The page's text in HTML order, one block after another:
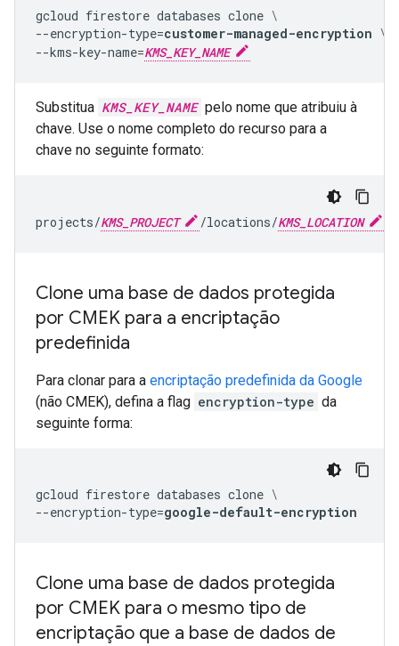
gcloud firestore databases clone \
--encryption-type=customer-managed-encryption \
--kms-key-name=KMS_KEY_NAME
Substitua KMS_KEY_NAME pelo nome que atribuiu à
chave. Use o nome completo do recurso para a
chave no seguinte formato:
projects/KMS_PROJECT /locations/KMS_LOCATION
Clone uma base de dados protegida
por CMEK para a encriptação
predefinida
Para clonar para a encriptação predefinida da Google
(não CMEK), defina a flag encryption-type da
seguinte forma:
gcloud firestore databases clone \
--encryption-type=google-default-encryption
Clone uma base de dados protegida
por CMEK para o mesmo tipo de
encriptação que a base de dados de